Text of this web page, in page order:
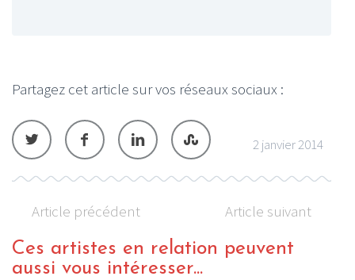
Partagez cet article sur vos réseaux sociaux :
2 janvier 2014
Article précédent Article suivant
Ces artistes en relation peuvent
aussi vous intéresser...